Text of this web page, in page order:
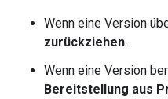
Wenn eine Version
zurückziehen.
Wenn eine Version
Bereitstellung aus